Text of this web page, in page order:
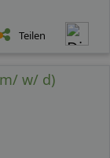
Teilen
w/ d)